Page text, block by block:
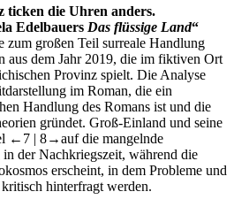
ticken die Uhren anders.
Edelbauers Das flüssige Land“
zum großen Teil surreale Handlung
aus dem Jahr 2019, die im fiktiven Ort
Provinz spielt. Die Analyse
im Roman, die ein
Handlung des Romans ist und die
gründet. Groß-Einland und seine
←7 | 8→auf die mangelnde
der Nachkriegszeit, während die
erscheint, in dem Probleme und
hinterfragt werden.